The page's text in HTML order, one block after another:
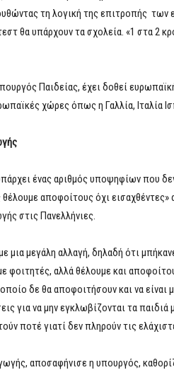
τη λογική της επιτροπής
θα υπάρχουν τα σχολεία. «1 στα 2
Παιδείας, έχει δοθεί
χώρες όπως η Γαλλία, Ιταλία
ένας αριθμός υποψηφίων που
αποφοίτους όχι
στις Πανελλήνιες.
μια μεγάλη αλλαγή, δηλαδή ότι
φοιτητές, αλλά θέλουμε και
δε θα αποφοιτήσουν και να είναι
για να μην εγκλωβίζονται τα
ποτέ γιατί δεν πληρούν τις
αποσαφήνισε η υπουργός,